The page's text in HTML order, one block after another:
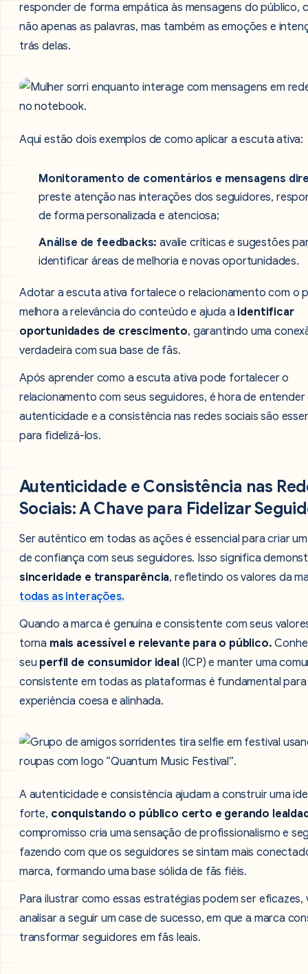
responder de forma empática às mensagens do público,
não apenas as palavras, mas também as emoções e
trás delas.
Aqui estão dois exemplos de como aplicar a escuta ativa:
Monitoramento de comentários e mensagens
preste atenção nas interações dos seguidores,
de forma personalizada e atenciosa;
Análise de feedbacks: avalie críticas e sugestões
identificar áreas de melhoria e novas oportunidades.
Adotar a escuta ativa fortalece o relacionamento com o
melhora a relevância do conteúdo e ajuda a identificar
oportunidades de crescimento, garantindo uma
verdadeira com sua base de fãs.
Após aprender como a escuta ativa pode fortalecer o
relacionamento com seus seguidores, é hora de entender
autenticidade e a consistência nas redes sociais são
para fidelizá-los.
Autenticidade e Consistência nas
Sociais: A Chave para Fidelizar
Ser autêntico em todas as ações é essencial para criar
de confiança com seus seguidores. Isso significa
sinceridade e transparência, refletindo os valores da
todas as interações.
Quando a marca é genuína e consistente com seus
torna mais acessível e relevante para o público.
seu perfil de consumidor ideal (ICP) e manter uma
consistente em todas as plataformas é fundamental para
experiência coesa e alinhada.
A autenticidade e consistência ajudam a construir uma
forte, conquistando o público certo e gerando
compromisso cria uma sensação de profissionalismo e
fazendo com que os seguidores se sintam mais
marca, formando uma base sólida de fãs fiéis.
Para ilustrar como essas estratégias podem ser eficazes,
analisar a seguir um case de sucesso, em que a marca
transformar seguidores em fãs leais.